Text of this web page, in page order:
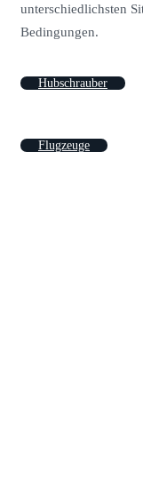
unterschiedlichsten
Bedingungen.
Hubschrauber
Flugzeuge